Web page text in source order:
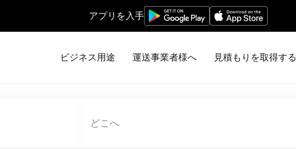
アプリを入手
ビジネス用途 運送事業者様へ 見積もりを取得する
どこへ